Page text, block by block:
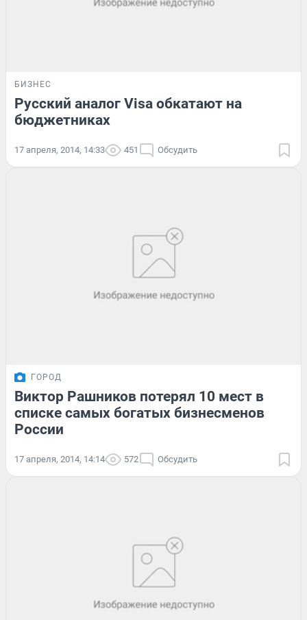
БИЗНЕС
Русский аналог Visa обкатают на
бюджетниках
17 апреля, 2014, 14:33 451 Обсудить
ГОРОД
Виктор Рашников потерял 10 мест в
списке самых богатых бизнесменов
России
17 апреля, 2014, 14:14 572 Обсудить